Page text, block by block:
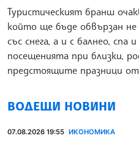
Туристическият бранш
който ще бъде обвързан не
със снега, а и с балнео, спа
посещенията при близки,
предстоящите празници от
ВОДЕЩИ НОВИНИ
07.08.2026 19:55 ИКОНОМИКА